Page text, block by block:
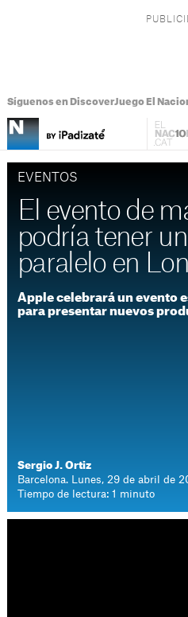
Síguenos en DiscoverJuego El
EVENTOS
El evento de
podría tener
paralelo en
Apple celebrará un evento
para presentar nuevos
Sergio J. Ortiz
Barcelona. Lunes, 29 de abril de
Tiempo de lectura: 1 minuto